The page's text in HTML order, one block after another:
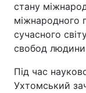
стану
міжнародного
сучасного
свобод
Під час
Ухтомський